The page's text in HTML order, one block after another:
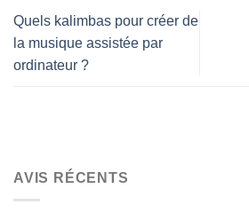
Quels kalimbas pour créer de
la musique assistée par
ordinateur ?
AVIS RÉCENTS